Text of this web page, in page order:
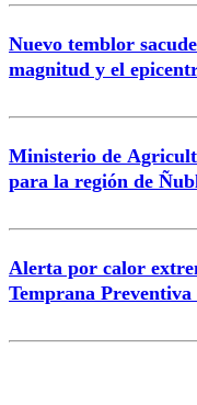
Nuevo temblor
magnitud y el
Ministerio de
para la región de
Alerta por calor
Temprana Preventiva